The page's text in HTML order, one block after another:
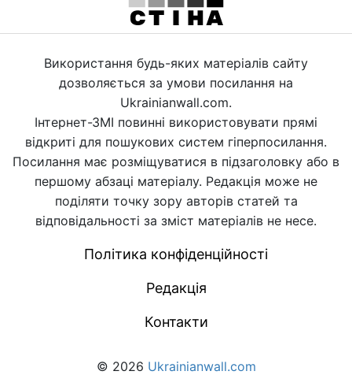
Використання будь-яких матеріалів сайту
дозволяється за умови посилання на
Ukrainianwall.com.
Інтернет-ЗМІ повинні використовувати прямі
відкриті для пошукових систем гіперпосилання.
Посилання має розміщуватися в підзаголовку або в
першому абзаці матеріалу. Редакція може не
поділяти точку зору авторів статей та
відповідальності за зміст матеріалів не несе.
Політика конфіденційності
Редакція
Контакти
© 2026 Ukrainianwall.com